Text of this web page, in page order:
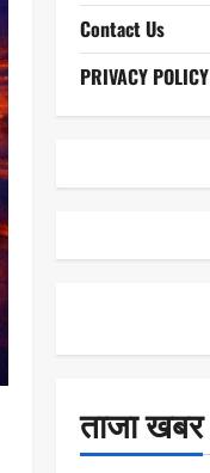
Contact Us
PRIVACY POLICY
ताजा खबर